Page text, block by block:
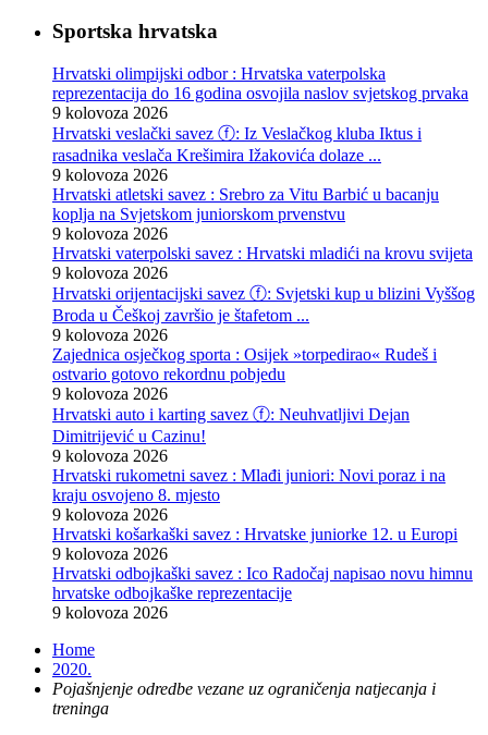
Sportska hrvatska
Hrvatski olimpijski odbor : Hrvatska vaterpolska
reprezentacija do 16 godina osvojila naslov svjetskog prvaka
9 kolovoza 2026
Hrvatski veslački savez ⓕ: Iz Veslačkog kluba Iktus i
rasadnika veslača Krešimira Ižakovića dolaze ...
9 kolovoza 2026
Hrvatski atletski savez : Srebro za Vitu Barbić u bacanju
koplja na Svjetskom juniorskom prvenstvu
9 kolovoza 2026
Hrvatski vaterpolski savez : Hrvatski mladići na krovu svijeta
9 kolovoza 2026
Hrvatski orijentacijski savez ⓕ: Svjetski kup u blizini Vyššog
Broda u Češkoj završio je štafetom ...
9 kolovoza 2026
Zajednica osječkog sporta : Osijek »torpedirao« Rudeš i
ostvario gotovo rekordnu pobjedu
9 kolovoza 2026
Hrvatski auto i karting savez ⓕ: Neuhvatljivi Dejan
Dimitrijević u Cazinu!
9 kolovoza 2026
Hrvatski rukometni savez : Mlađi juniori: Novi poraz i na
kraju osvojeno 8. mjesto
9 kolovoza 2026
Hrvatski košarkaški savez : Hrvatske juniorke 12. u Europi
9 kolovoza 2026
Hrvatski odbojkaški savez : Ico Radočaj napisao novu himnu
hrvatske odbojkaške reprezentacije
9 kolovoza 2026
Home
2020.
Pojašnjenje odredbe vezane uz ograničenja natjecanja i
treninga